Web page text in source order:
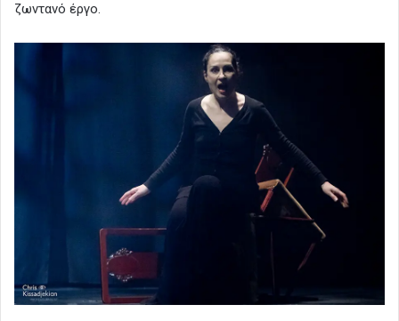
ζωντανό έργο.